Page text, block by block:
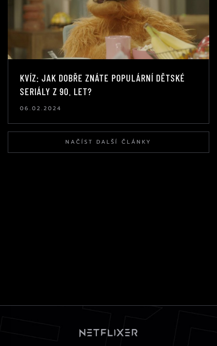
KVÍZ: JAK DOBŘE ZNÁTE POPULÁRNÍ DĚTSKÉ
SERIÁLY Z 90. LET?
06.02.2024
NAČÍST DALŠÍ ČLÁNKY